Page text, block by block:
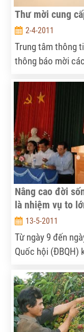
Thư mời cung
2-4-2011
Trung tâm thông
thông báo mời
Nâng cao đời
là nhiệm vụ to
13-5-2011
Từ ngày 9 đến
Quốc hội (ĐBQH)